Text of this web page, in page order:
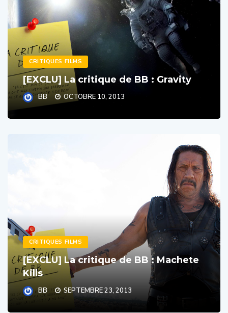
CRITIQUES FILMS
[EXCLU] La critique de BB : Gravity
BB OCTOBRE 10, 2013
CRITIQUES FILMS
[EXCLU] La critique de BB : Machete
Kills
BB SEPTEMBRE 23, 2013